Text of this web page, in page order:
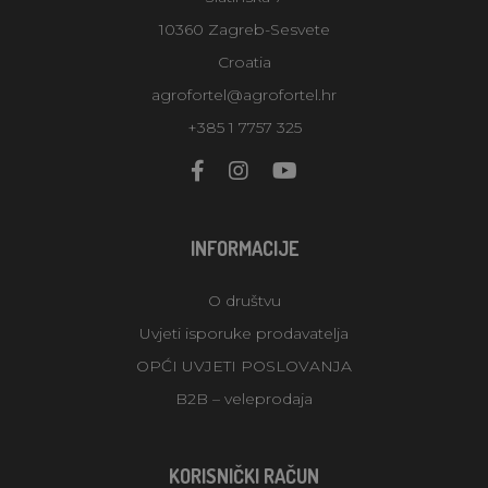
10360 Zagreb-Sesvete
Croatia
agrofortel@agrofortel.hr
+385 1 7757 325
INFORMACIJE
O društvu
Uvjeti isporuke prodavatelja
OPĆI UVJETI POSLOVANJA
B2B – veleprodaja
KORISNIČKI RAČUN